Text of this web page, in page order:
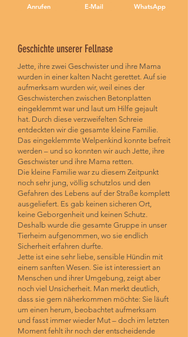
Anrufen E-Mail WhatsApp
Geschichte unserer Fellnase
Jette, ihre zwei Geschwister und ihre Mama
wurden in einer kalten Nacht gerettet. Auf sie
aufmerksam wurden wir, weil eines der
Geschwisterchen zwischen Betonplatten
eingeklemmt war und laut um Hilfe gejault
hat. Durch diese verzweifelten Schreie
entdeckten wir die gesamte kleine Familie.
Das eingeklemmte Welpenkind konnte befreit
werden – und so konnten wir auch Jette, ihre
Geschwister und ihre Mama retten.
Die kleine Familie war zu diesem Zeitpunkt
noch sehr jung, völlig schutzlos und den
Gefahren des Lebens auf der Straße komplett
ausgeliefert. Es gab keinen sicheren Ort,
keine Geborgenheit und keinen Schutz.
Deshalb wurde die gesamte Gruppe in unser
Tierheim aufgenommen, wo sie endlich
Sicherheit erfahren durfte.
Jette ist eine sehr liebe, sensible Hündin mit
einem sanften Wesen. Sie ist interessiert an
Menschen und ihrer Umgebung, zeigt aber
noch viel Unsicherheit. Man merkt deutlich,
dass sie gern näherkommen möchte: Sie läuft
um einen herum, beobachtet aufmerksam
und fasst immer wieder Mut – doch im letzten
Moment fehlt ihr noch der entscheidende